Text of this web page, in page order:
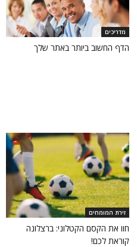
מדריכים
הדף החשוב ביותר באתר שלך
זירת המומחים
חוו את הקסם הקטלוני: ברצלונה
קוראת לכם!